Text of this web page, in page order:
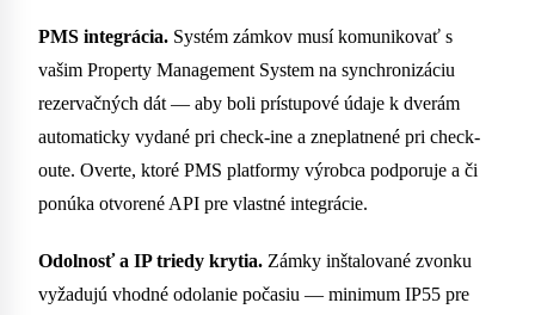
PMS integrácia. Systém zámkov musí komunikovať s
vašim Property Management System na synchronizáciu
rezervačných dát — aby boli prístupové údaje k dverám
automaticky vydané pri check-ine a zneplatnené pri check-
oute. Overte, ktoré PMS platformy výrobca podporuje a či
ponúka otvorené API pre vlastné integrácie.
Odolnosť a IP triedy krytia. Zámky inštalované zvonku
vyžadujú vhodné odolanie počasiu — minimum IP55 pre